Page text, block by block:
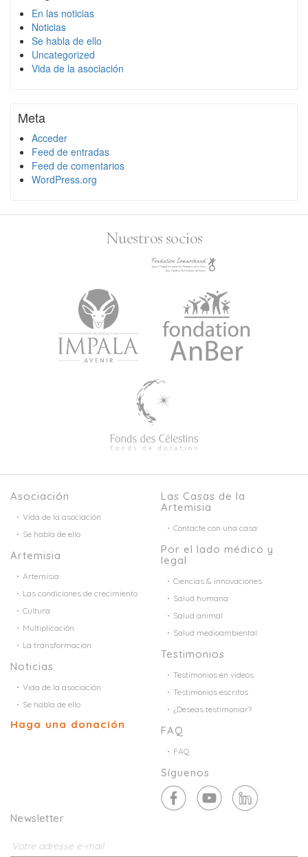
En las noticias
Noticias
Se habla de ello
Uncategorized
Vida de la asociación
Meta
Acceder
Feed de entradas
Feed de comentarios
WordPress.org
Nuestros socios
Asociación
Vida de la asociación
Se habla de ello
Artemisia
Artemisia
Las condiciones de crecimiento
Cultura
Multiplicación
La transformación
Noticias
Vida de la asociación
Se habla de ello
Haga una donación
Las Casas de la
Artemisia
Contacte con una casa
Por el lado médico y
legal
Ciencias & innovaciones
Salud humana
Salud animal
Salud medioambiental
Testimonios
Testimonios en videos
Testimonios escritos
¿Deseas testimoniar?
FAQ
FAQ
Síguenos
Newsletter